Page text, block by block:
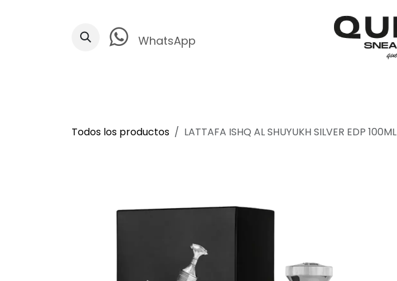
WhatsApp
Todos los productos LATTAFA ISHQ AL SHUYUKH SILVER EDP 100ML